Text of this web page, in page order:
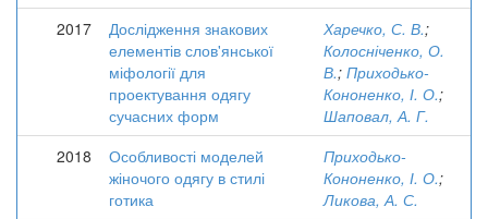
2017
Дослідження знакових
елементів слов'янської
міфології для
проектування одягу
сучасних форм
Харечко, С. В.;
Колосніченко, О.
В.; Приходько-
Кононенко, І. О.;
Шаповал, А. Г.
2018
Особливості моделей
жіночого одягу в стилі
готика
Приходько-
Кононенко, І. О.;
Ликова, А. С.